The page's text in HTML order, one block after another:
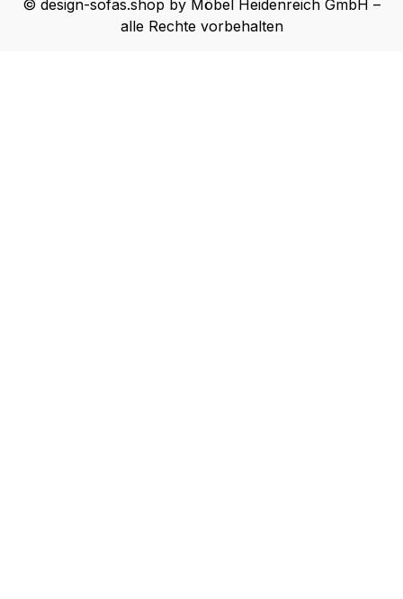
© design-sofas.shop by Möbel Heidenreich GmbH –
alle Rechte vorbehalten